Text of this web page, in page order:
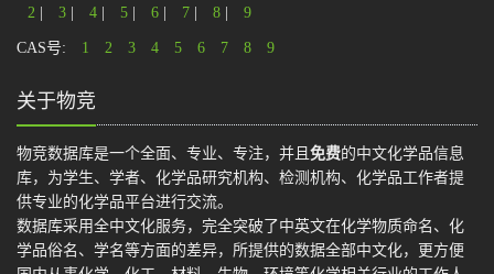
2
3 4 5 6 7 8 9
CAS号: 1 2 3 4 5 6 7 8 9
关于物竞
物竞数据库是一个全面、专业、专注，并且 免费的中文化学品信息
库，为学生、学者、化学品研究机构、检测机构、化学品工作者提
供专业的化学品平台进行交流。
数据库采用全中文化服务，完全突破了中英文在化学物质命名、化
学品俗名、学名等方面的差异，所提供的数据全部中文化，更方便